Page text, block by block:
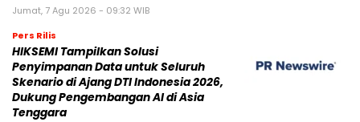
Jumat, 7 Agu 2026 - 09:32 WIB
Pers Rilis
HIKSEMI Tampilkan Solusi
Penyimpanan Data untuk Seluruh
Skenario di Ajang DTI Indonesia 2026,
Dukung Pengembangan AI di Asia
Tenggara